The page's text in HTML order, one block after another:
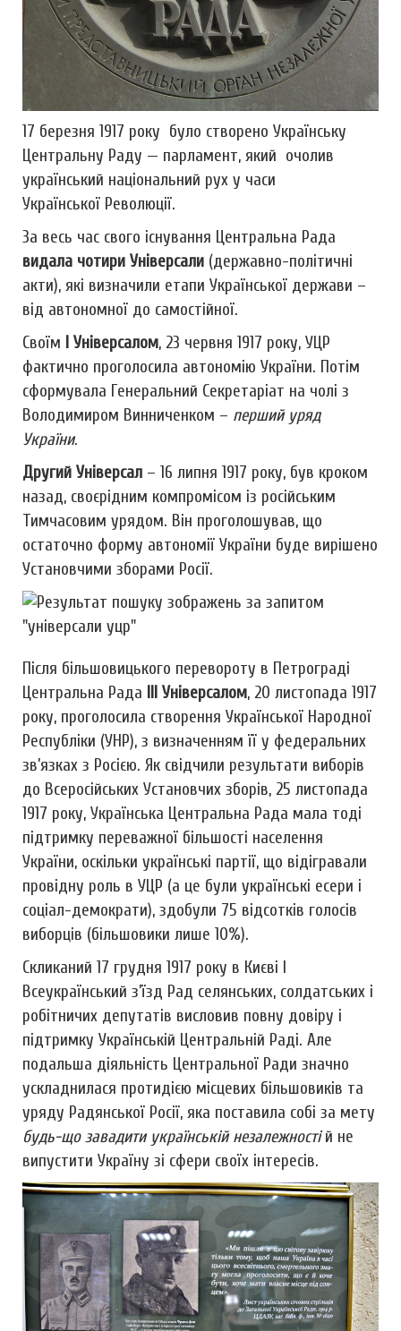
17 березня 1917 року було створено Українську
Центральну Раду — парламент, який очолив
український національний рух у часи
Української Революції.
За весь час свого існування Центральна Рада
видала чотири Універсали (державно-політичні
акти), які визначили етапи Української держави –
від автономної до самостійної.
Своїм
І Універсалом, 23 червня 1917 року, УЦР
фактично проголосила автономію України. Потім
сформувала Генеральний Секретаріат на чолі з
Володимиром Винниченком – перший уряд
України.
Другий Універсал – 16 липня 1917 року, був кроком
назад, своєрідним компромісом із російським
Тимчасовим урядом. Він проголошував, що
остаточно форму автономії України буде вирішено
Установчими зборами Росії.
Після більшовицького перевороту в Петрограді
Центральна Рада
ІІІ Універсалом, 20 листопада 1917
року, проголосила створення Української Народної
Республіки (УНР), з визначенням її у федеральних
зв’язках з Росією. Як свідчили результати виборів
до Всеросійських Установчих зборів, 25 листопада
1917 року, Українська Центральна Рада мала тоді
підтримку переважної більшості населення
України, оскільки українські партії, що відігравали
провідну роль в УЦР (а це були українські есери і
соціал-демократи), здобули 75 відсотків голосів
виборців (більшовики лише 10%).
Скликаний 17 грудня 1917 року в Києві І
Всеукраїнський з’їзд Рад селянських, солдатських і
робітничих депутатів висловив повну довіру і
підтримку Українській Центральній Раді. Але
подальша діяльність Центральної Ради значно
ускладнилася протидією місцевих більшовиків та
уряду Радянської Росії, яка поставила собі за мету
будь-що завадити українській незалежностій не
випустити Україну зі сфери своїх інтересів.